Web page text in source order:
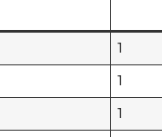
1
1
1